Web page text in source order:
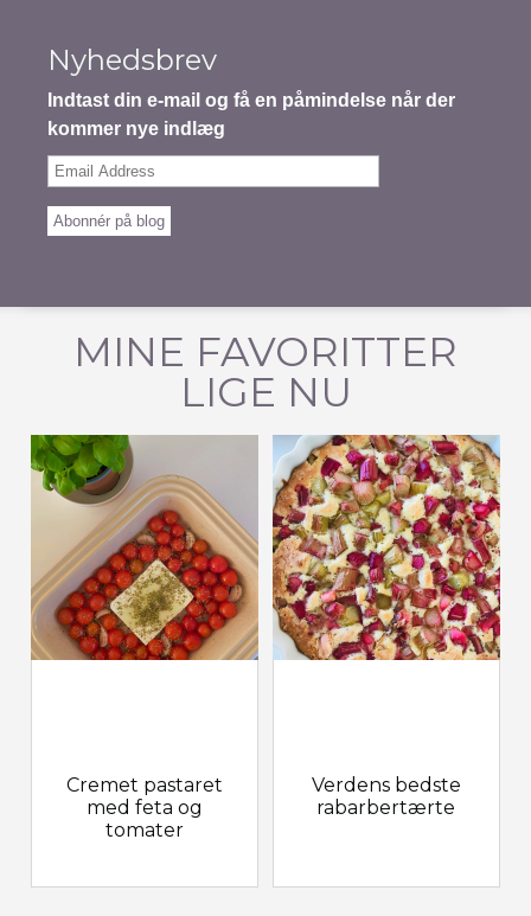
Nyhedsbrev
Indtast din e-mail og få en påmindelse når der
kommer nye indlæg
Email
Abonnér på blog
MINE FAVORITTER
LIGE NU
Cremet pastaret
med feta og
tomater
Verdens bedste
rabarbertærte